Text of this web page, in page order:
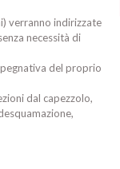
verranno indirizzate
necessità di
del proprio
dal capezzolo,